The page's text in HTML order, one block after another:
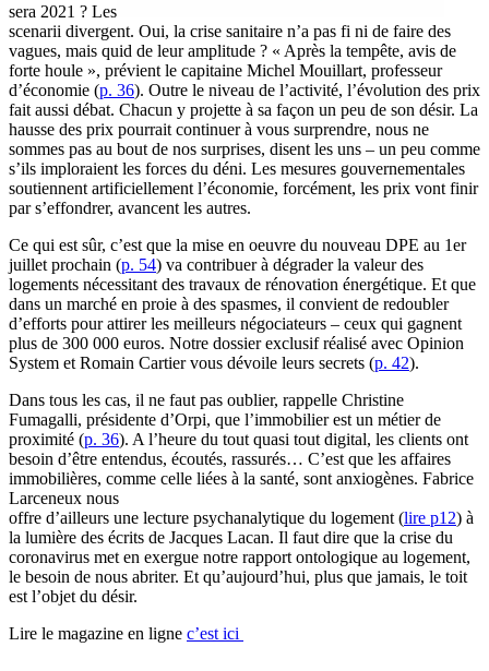
sera 2021 ? Les
scenarii divergent. Oui, la crise sanitaire n’a pas fi ni de faire des
vagues, mais quid de leur amplitude ? « Après la tempête, avis de
forte houle », prévient le capitaine Michel Mouillart, professeur
d’économie (p. 36). Outre le niveau de l’activité, l’évolution des prix
fait aussi débat. Chacun y projette à sa façon un peu de son désir. La
hausse des prix pourrait continuer à vous surprendre, nous ne
sommes pas au bout de nos surprises, disent les uns – un peu comme
s’ils imploraient les forces du déni. Les mesures gouvernementales
soutiennent artificiellement l’économie, forcément, les prix vont finir
par s’effondrer, avancent les autres.
Ce qui est sûr, c’est que la mise en oeuvre du nouveau DPE au 1er
juillet prochain (p. 54) va contribuer à dégrader la valeur des
logements nécessitant des travaux de rénovation énergétique. Et que
dans un marché en proie à des spasmes, il convient de redoubler
d’efforts pour attirer les meilleurs négociateurs – ceux qui gagnent
plus de 300 000 euros. Notre dossier exclusif réalisé avec Opinion
System et Romain Cartier vous dévoile leurs secrets (p. 42).
Dans tous les cas, il ne faut pas oublier, rappelle Christine
Fumagalli, présidente d’Orpi, que l’immobilier est un métier de
proximité (p. 36). A l’heure du tout quasi tout digital, les clients ont
besoin d’être entendus, écoutés, rassurés… C’est que les affaires
immobilières, comme celle liées à la santé, sont anxiogènes. Fabrice
Larceneux nous
offre d’ailleurs une lecture psychanalytique du logement (lire p12) à
la lumière des écrits de Jacques Lacan. Il faut dire que la crise du
coronavirus met en exergue notre rapport ontologique au logement,
le besoin de nous abriter. Et qu’aujourd’hui, plus que jamais, le toit
est l’objet du désir.
Lire le magazine en ligne c’est ici